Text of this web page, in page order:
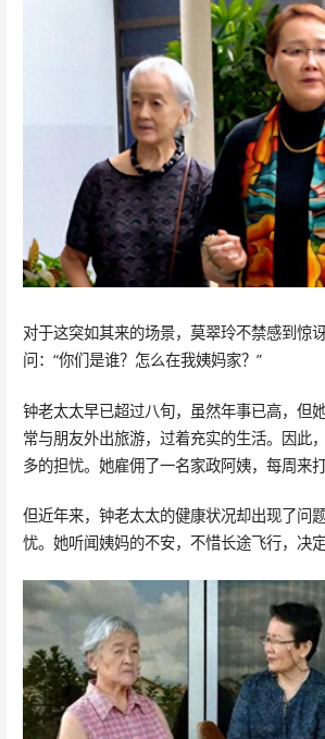
对于这突如其来的场景，莫翠玲不禁感到惊
问：“你们是谁？怎么在我姨妈家？”
钟老太太早已超过八旬，虽然年事已高，但
常与朋友外出旅游，过着充实的生活。因此
多的担忧。她雇佣了一名家政阿姨，每周来打
但近年来，钟老太太的健康状况却出现了问
忧。她听闻姨妈的不安，不惜长途飞行，决